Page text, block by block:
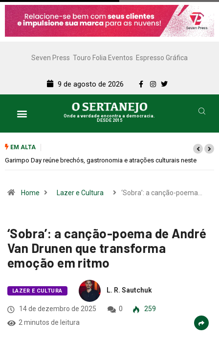
Seven Press Touro Folia Eventos Espresso Gráfica
9 de agosto de 2026
Onde a verdade encontra a democracia.
DESDE 2015
EM ALTA
Bugonia transforma paranoia e conspiração em um suspense
Home Lazer e Cultura ‘Sobra’: a canção-poema…
‘Sobra’: a canção-poema de André
Van Drunen que transforma
emoção em ritmo
LAZER E CULTURA L. R. Sautchuk
14 de dezembro de 2025 0
259
2 minutos de leitura